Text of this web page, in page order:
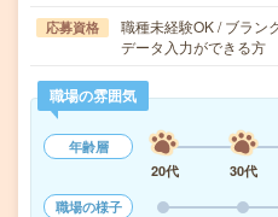
応募資格
職種未経験OK / ブラン
データ入力ができる方
職場の雰囲気
年齢層
20代
30代
職場の様子